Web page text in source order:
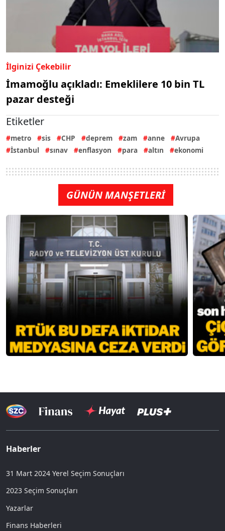
İlginizi Çekebilir
İmamoğlu açıkladı: Emeklilere 10 bin TL
pazar desteği
Etiketler
metro sis CHP deprem zam anne
Avrupa
İstanbul
sınav enflasyon para altın ekonomi
GÜNÜN MANŞETLERİ
Haberler
31 Mart 2024 Yerel Seçim Sonuçları
2023 Seçim Sonuçları
Yazarlar
Finans Haberleri